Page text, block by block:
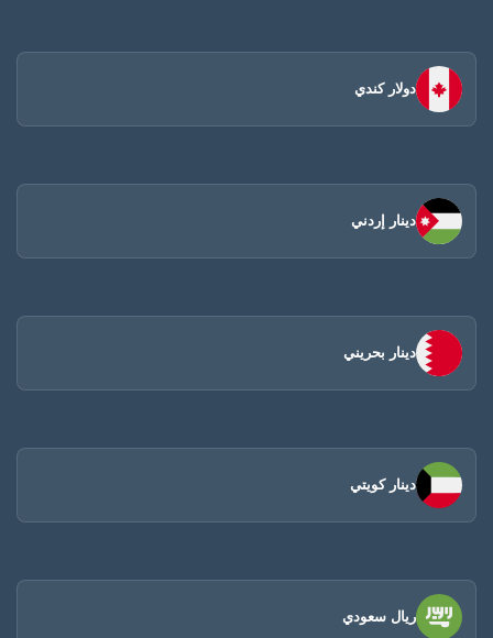
دولار كندي
دينار إردني
دينار بحريني
دينار كويتي
ريال سعودي